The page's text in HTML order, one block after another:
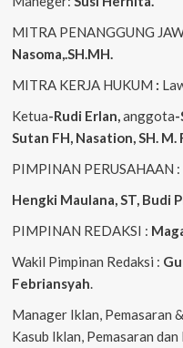
MITRA PENANGGUNG
Nasoma,.SH.MH.
MITRA KERJA HUKUM :
Ketua-Rudi Erlan,anggota-
Sutan FH, Nasation, SH.
PIMPINAN PERUSAHAAN :
Hengki Maulana, ST, Budi
PIMPINAN REDAKSI :
Wakil Pimpinan Redaksi :
Febriansyah.
Manager Iklan, Pemasaran
Kasub Iklan, Pemasaran